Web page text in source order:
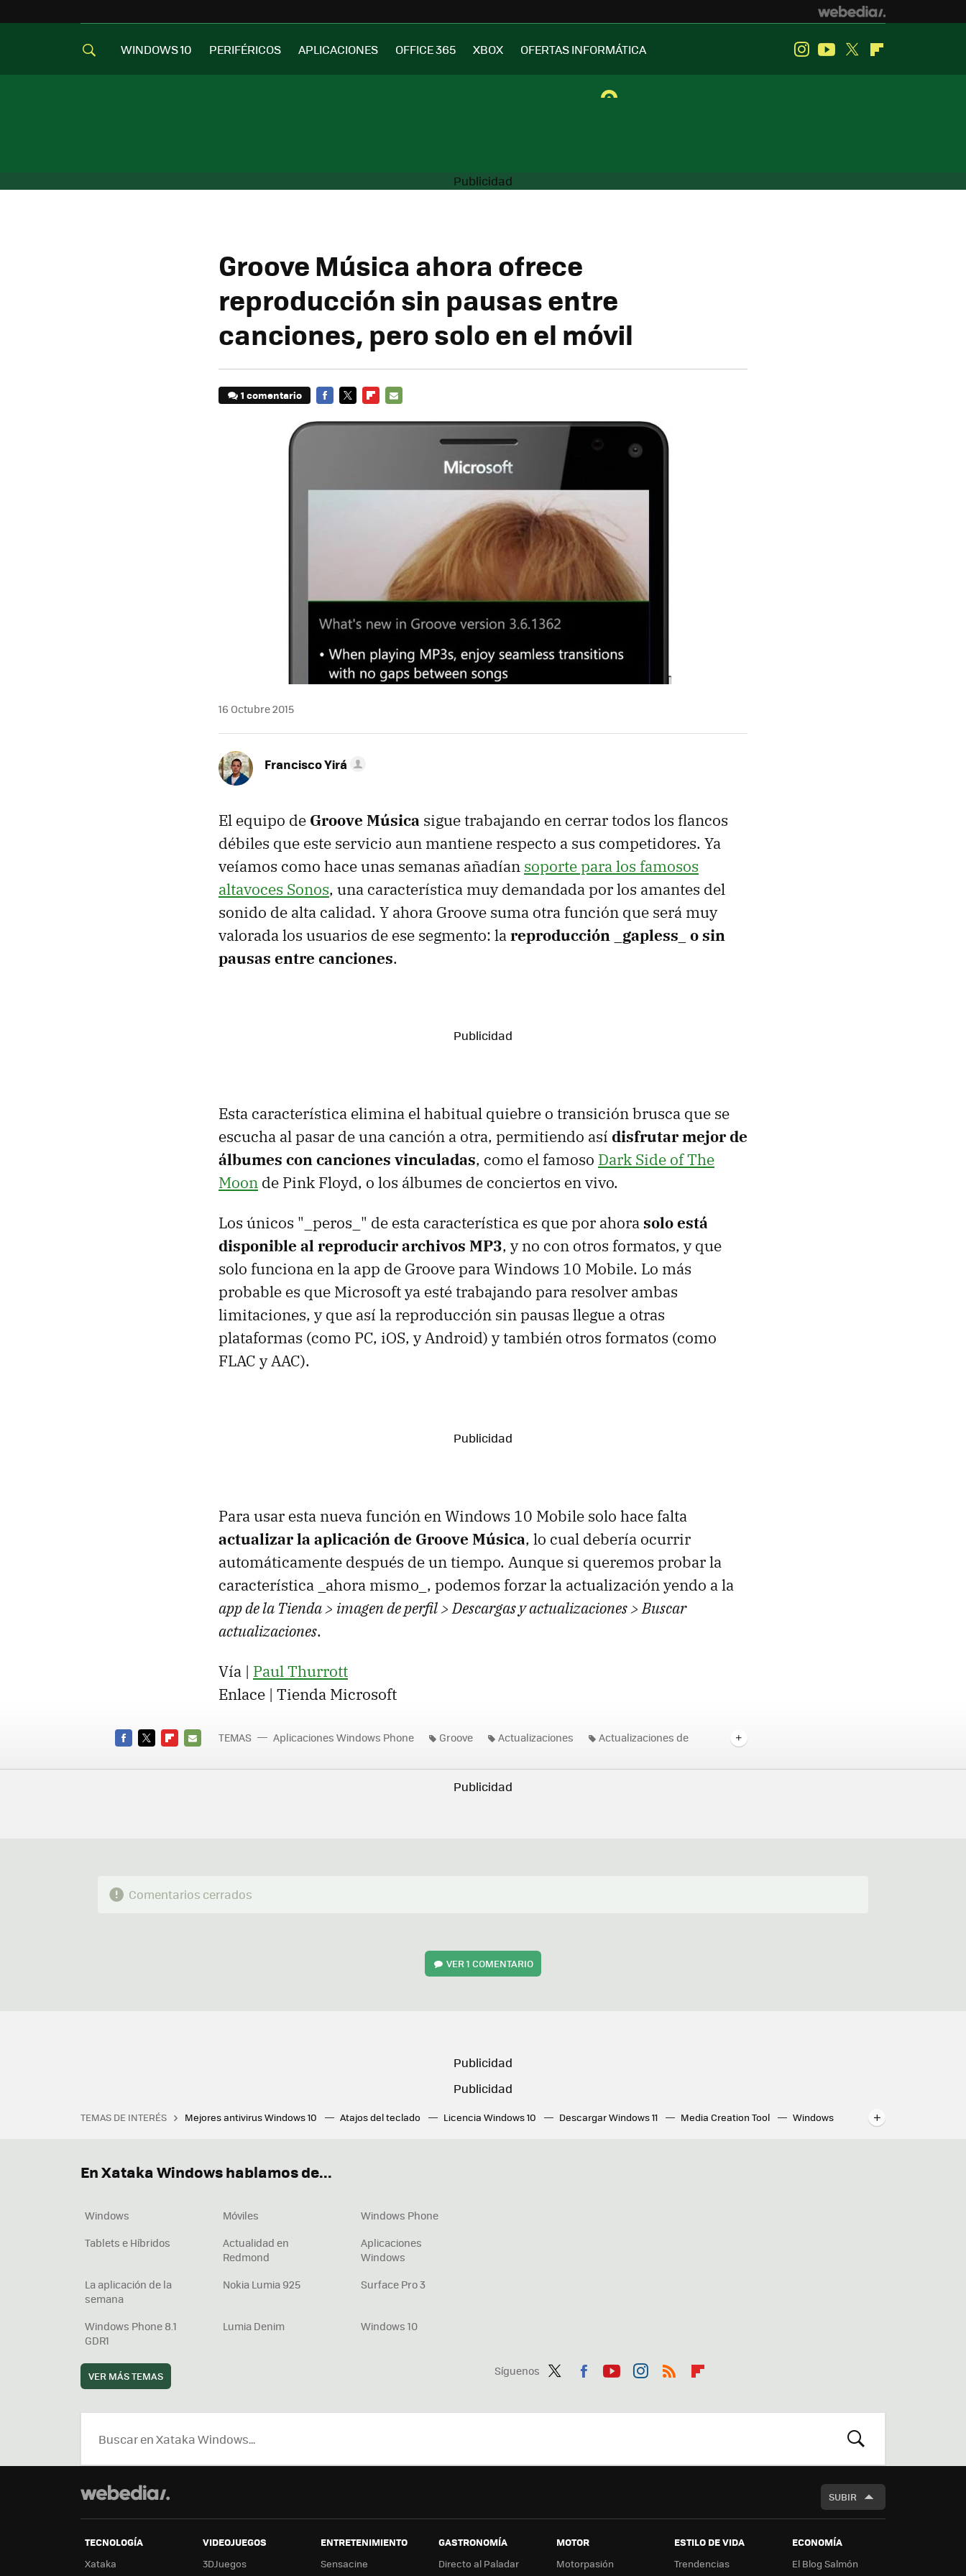
WINDOWS 10 PERIFÉRICOS APLICACIONES OFFICE 365 XBOX OFERTAS INFORMÁTICA InstagramYoutube
Twitter
Groove Música ahora ofrece
reproducción sin pausas entre
canciones, pero solo en el móvil
1 comentario
MAIL
16 Octubre 2015
Francisco Yirá
El equipo de Groove Música sigue trabajando en cerrar todos los flancos
débiles que este servicio aun mantiene respecto a sus competidores. Ya
veíamos como hace unas semanas añadían soporte para los famosos
altavoces Sonos, una característica muy demandada por los amantes del
sonido de alta calidad. Y ahora Groove suma otra función que será muy
valorada los usuarios de ese segmento: lareproducción _gapless_ o sin
pausas entre canciones.
Esta característica elimina el habitual quiebre o transición brusca que se
escucha al pasar de una canción a otra, permitiendo así disfrutar mejor de
álbumes con canciones vinculadas, como el famoso Dark Side of The
Moon de Pink Floyd, o los álbumes de conciertos en vivo.
Los únicos "_peros_" de esta característica es que por ahorasolo está
disponible al reproducir archivos MP3, y no con otros formatos, y que
solo funciona en la app de Groove para Windows 10 Mobile. Lo más
probable es que Microsoft ya esté trabajando para resolver ambas
limitaciones, y que así la reproducción sin pausas llegue a otras
plataformas (como PC, iOS, y Android) y también otros formatos (como
FLAC y AAC).
Para usar esta nueva función en Windows 10 Mobile solo hace falta
actualizar la aplicación de Groove Música, lo cual debería ocurrir
automáticamente después de un tiempo. Aunque si queremos probar la
característica _ahora mismo_, podemos forzar la actualización yendo a la
app de la Tienda > imagen de perfil > Descargas y actualizaciones > Buscar
actualizaciones.
Vía | Paul Thurrott
Enlace | Tienda Microsoft
MAIL
TEMAS Aplicaciones Windows Phone Groove Actualizaciones
Actualizaciones de
Comentarios cerrados
VER1 COMENTARIO
TEMAS DE INTERÉS Mejores antivirus Windows 10 Atajos del teclado Licencia Windows 10 Descargar Windows 11 Media Creation Tool
Windows
Síguenos
ter
ebo tub agr
boa
En Xataka Windows hablamos de...
Windows Móviles
Windows Phone
Tablets e Híbridos
Actualidad en
Redmond
Aplicaciones
Windows
La aplicación de la
semana
Nokia Lumia 925 Surface Pro 3
Windows Phone 8.1
GDR1
Lumia Denim Windows 10
VER MÁS TEMAS
BUSCAR
SUBIR
TECNOLOGÍA
Xataka
VIDEOJUEGOS
3DJuegos
ENTRETENIMIENTO
Sensacine
GASTRONOMÍA
Directo al Paladar
MOTOR
Motorpasión
ESTILO DE VIDA
Trendencias
ECONOMÍA
El Blog Salmón